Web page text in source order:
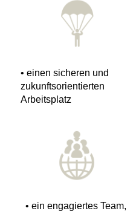
• einen sicheren und
zukunftsorientierten
Arbeitsplatz
• ein engagiertes Team,